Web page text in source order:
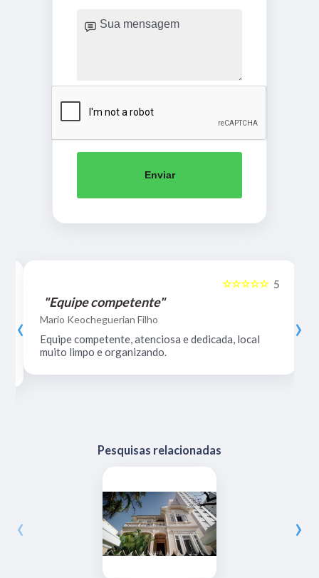
Enviar
5
☆☆☆☆☆
"Equipe competente"
Mario Keocheguerian Filho
Equipe competente, atenciosa e dedicada, local
muito limpo e organizando.
‹ ›
Pesquisas relacionadas
‹ ›